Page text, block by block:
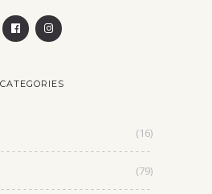
CATEGORIES
(16)
(79)